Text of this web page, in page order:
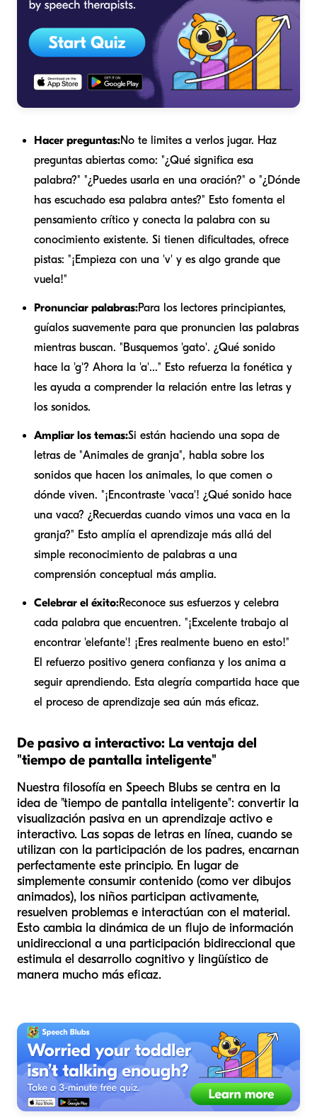
Hacer preguntas:No te limites a verlos jugar. Haz
preguntas abiertas como: "¿Qué significa esa
palabra?" "¿Puedes usarla en una oración?" o "¿Dónde
has escuchado esa palabra antes?" Esto fomenta el
pensamiento crítico y conecta la palabra con su
conocimiento existente. Si tienen dificultades, ofrece
pistas: "¡Empieza con una 'v' y es algo grande que
vuela!"
Pronunciar palabras:Para los lectores principiantes,
guíalos suavemente para que pronuncien las palabras
mientras buscan. "Busquemos 'gato'. ¿Qué sonido
hace la 'g'? Ahora la 'a'..." Esto refuerza la fonética y
les ayuda a comprender la relación entre las letras y
los sonidos.
Ampliar los temas:Si están haciendo una sopa de
letras de "Animales de granja", habla sobre los
sonidos que hacen los animales, lo que comen o
dónde viven. "¡Encontraste 'vaca'! ¿Qué sonido hace
una vaca? ¿Recuerdas cuando vimos una vaca en la
granja?" Esto amplía el aprendizaje más allá del
simple reconocimiento de palabras a una
comprensión conceptual más amplia.
Celebrar el éxito:Reconoce sus esfuerzos y celebra
cada palabra que encuentren. "¡Excelente trabajo al
encontrar 'elefante'! ¡Eres realmente bueno en esto!"
El refuerzo positivo genera confianza y los anima a
seguir aprendiendo. Esta alegría compartida hace que
el proceso de aprendizaje sea aún más eficaz.
De pasivo a interactivo: La ventaja del
"tiempo de pantalla inteligente"
Nuestra filosofía en Speech Blubs se centra en la
idea de "tiempo de pantalla inteligente": convertir la
visualización pasiva en un aprendizaje activo e
interactivo. Las sopas de letras en línea, cuando se
utilizan con la participación de los padres, encarnan
perfectamente este principio. En lugar de
simplemente consumir contenido (como ver dibujos
animados), los niños participan activamente,
resuelven problemas e interactúan con el material.
Esto cambia la dinámica de un flujo de información
unidireccional a una participación bidireccional que
estimula el desarrollo cognitivo y lingüístico de
manera mucho más eficaz.